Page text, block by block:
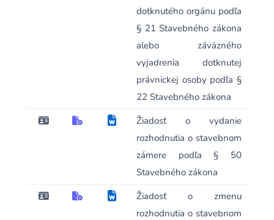
dotknutého orgánu podľa
§ 21 Stavebného zákona
alebo záväzného
vyjadrenia dotknutej
právnickej osoby podľa §
22 Stavebného zákona
Žiadosť o vydanie
rozhodnutia o stavebnom
zámere podľa § 50
Stavebného zákona
Žiadosť o zmenu
rozhodnutia o stavebnom